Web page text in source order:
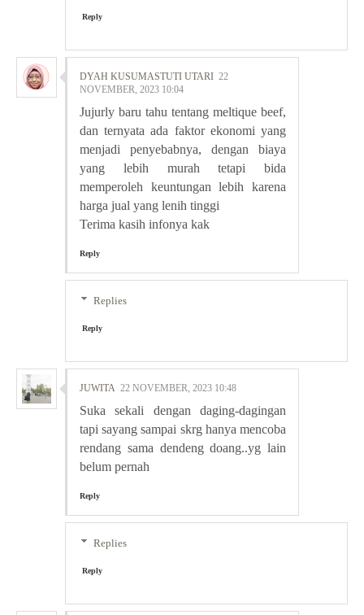
Reply
DYAH KUSUMASTUTI UTARI 22
NOVEMBER, 2023 10:04
Jujurly baru tahu tentang meltique beef,
dan ternyata ada faktor ekonomi yang
menjadi penyebabnya, dengan biaya
yang lebih murah tetapi bida
memperoleh keuntungan lebih karena
harga jual yang lenih tinggi
Terima kasih infonya kak
Reply
Replies
Reply
JUWITA 22 NOVEMBER, 2023 10:48
Suka sekali dengan daging-dagingan
tapi sayang sampai skrg hanya mencoba
rendang sama dendeng doang..yg lain
belum pernah
Reply
Replies
Reply